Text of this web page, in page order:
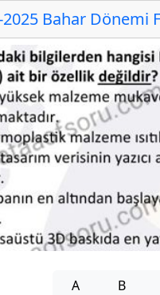
Bahar Dönemi
A B